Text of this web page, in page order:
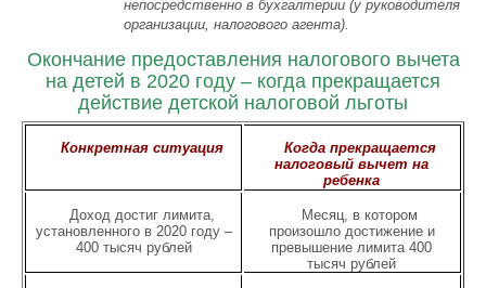
непосредственно в бухгалтерии (у руководителя
организации, налогового агента).
Окончание предоставления налогового вычета
на детей в 2020 году – когда прекращается
действие детской налоговой льготы
Конкретная ситуация
Когда прекращается
налоговый вычет на
ребенка
Доход достиг лимита,
установленного в 2020 году –
400 тысяч рублей
Месяц, в котором
произошло достижение и
превышение лимита 400
тысяч рублей